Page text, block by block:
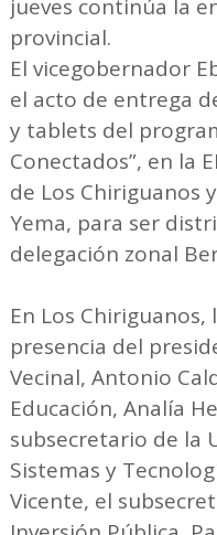
jueves continúa la
provincial.
El vicegobernador
el acto de entrega
y tablets del
Conectados”, en la
de Los Chiriguanos
Yema, para ser
delegación zonal
En Los
presencia del
Vecinal, Antonio
Educación, Analía
subsecretario de la
Sistemas y
Vicente, el